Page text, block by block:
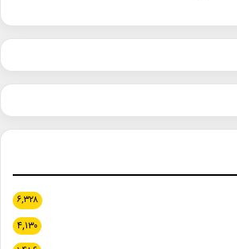
مراسم_تکریم
۶,۳۲۸
۴,۱۳۰